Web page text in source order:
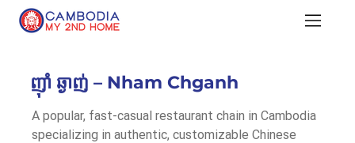
ញ៊ាំ ឆ្ងាញ់ – Nham Chganh
A popular, fast-casual restaurant chain in Cambodia
specializing in authentic, customizable Chinese